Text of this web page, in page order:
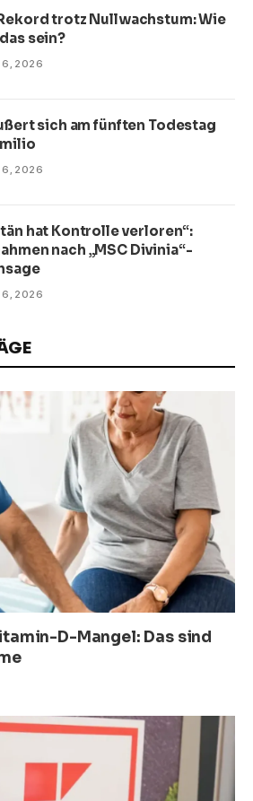
trotz Nullwachstum: Wie
sein?
2026
sich am fünften Todestag
2026
hat Kontrolle verloren“:
nach „MSC Divinia“-
2026
D-Mangel: Das sind